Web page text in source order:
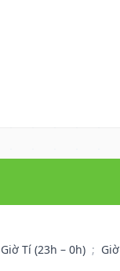
Giờ Tí (23h – 0h) ;